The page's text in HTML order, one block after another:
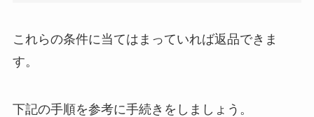
これらの条件に当てはまっていれば返品できま
す。
下記の手順を参考に手続きをしましょう。